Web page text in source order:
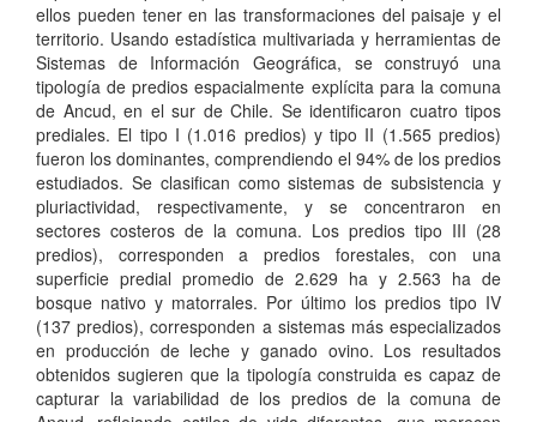
ellos pueden tener en las transformaciones del paisaje y el
territorio. Usando estadística multivariada y herramientas de
Sistemas de Información Geográfica, se construyó una
tipología de predios espacialmente explícita para la comuna
de Ancud, en el sur de Chile. Se identificaron cuatro tipos
prediales. El tipo I (1.016 predios) y tipo II (1.565 predios)
fueron los dominantes, comprendiendo el 94% de los predios
estudiados. Se clasifican como sistemas de subsistencia y
pluriactividad, respectivamente, y se concentraron en
sectores costeros de la comuna. Los predios tipo III (28
predios), corresponden a predios forestales, con una
superficie predial promedio de 2.629 ha y 2.563 ha de
bosque nativo y matorrales. Por último los predios tipo IV
(137 predios), corresponden a sistemas más especializados
en producción de leche y ganado ovino. Los resultados
obtenidos sugieren que la tipología construida es capaz de
capturar la variabilidad de los predios de la comuna de